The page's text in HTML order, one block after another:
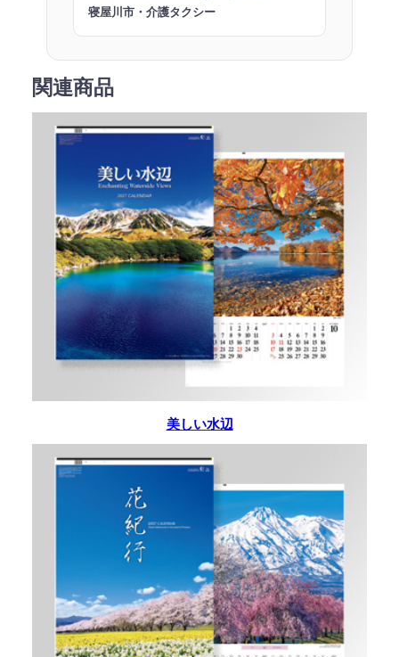
寝屋川市・介護タクシー
関連商品
美しい水辺